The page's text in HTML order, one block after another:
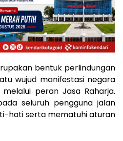
bentuk perlindungan
wujud manifestasi negara
peran Jasa Raharja.
seluruh pengguna jalan
hati serta mematuhi aturan